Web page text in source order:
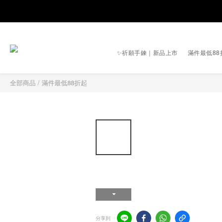
✨祈願手鍊｜新品上市 滿件最低88
全部商品 / 滿件最低88折起
分享到